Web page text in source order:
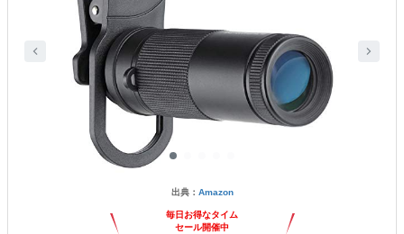
出典： Amazon
毎日お得なタイム
セール開催中